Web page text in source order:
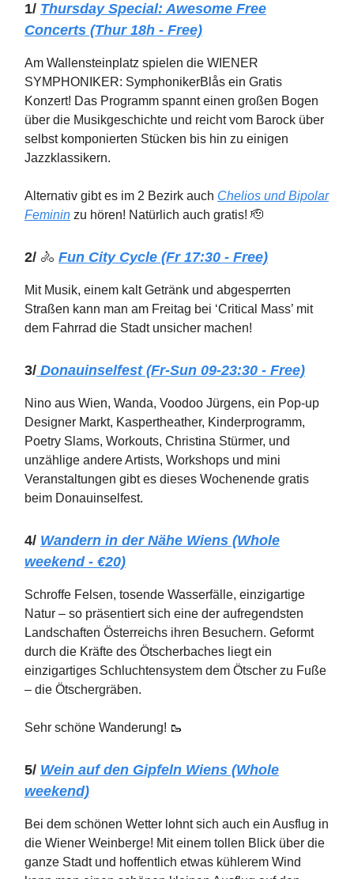
1/ Thursday Special: Awesome Free
Concerts (Thur 18h - Free)
Am Wallensteinplatz spielen die WIENER
SYMPHONIKER: SymphonikerBlås ein Gratis
Konzert! Das Programm spannt einen großen Bogen
über die Musikgeschichte und reicht vom Barock über
selbst komponierten Stücken bis hin zu einigen
Jazzklassikern.
Alternativ gibt es im 2 Bezirk auch Chelios und Bipolar
Feminin zu hören! Natürlich auch gratis! 🫡
2/ 🚴 Fun City Cycle (Fr 17:30 - Free)
Mit Musik, einem kalt Getränk und abgesperrten
Straßen kann man am Freitag bei ‘Critical Mass’ mit
dem Fahrrad die Stadt unsicher machen!
3/ Donauinselfest (Fr-Sun 09-23:30 - Free)
Nino aus Wien, Wanda, Voodoo Jürgens, ein Pop-up
Designer Markt, Kaspertheather, Kinderprogramm,
Poetry Slams, Workouts, Christina Stürmer, und
unzählige andere Artists, Workshops und mini
Veranstaltungen gibt es dieses Wochenende gratis
beim Donauinselfest.
4/ Wandern in der Nähe Wiens (Whole
weekend - €20)
Schroffe Felsen, tosende Wasserfälle, einzigartige
Natur – so präsentiert sich eine der aufregendsten
Landschaften Österreichs ihren Besuchern. Geformt
durch die Kräfte des Ötscherbaches liegt ein
einzigartiges Schluchtensystem dem Ötscher zu Fuße
– die Ötschergräben.
Sehr schöne Wanderung! 🥾
5/ Wein auf den Gipfeln Wiens (Whole
weekend)
Bei dem schönen Wetter lohnt sich auch ein Ausflug in
die Wiener Weinberge! Mit einem tollen Blick über die
ganze Stadt und hoffentlich etwas kühlerem Wind